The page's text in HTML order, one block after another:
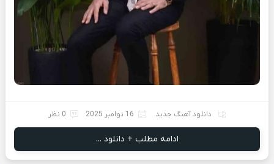
دانلود آهنگ جدید 16 نوامبر 2025 0 نظر
ادامه مطلب + دانلود ...